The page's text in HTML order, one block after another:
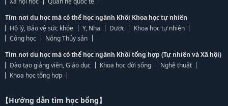
Tìm nơi du học mà có thể học ngành Khối Khoa học tự nhiên
Hộ lý, Bảo vệ sức khỏe
Y, Nha Dược
Khoa học tự nhiên
Công học
Nông Thủy sản
Tìm nơi du học mà có thể học ngành Khối tổng hợp (Tự nhiên và Xã hội)
Đào tạo giảng viên, Giáo dục
Khoa học đời sống
Nghệ thuật
Khoa học tổng hợp
【Hướng dẫn tìm học bổng】